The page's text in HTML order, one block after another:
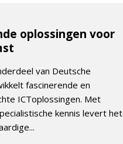
oplossingen voor
van Deutsche
fascinerende en
ICToplossingen. Met
kennis levert het